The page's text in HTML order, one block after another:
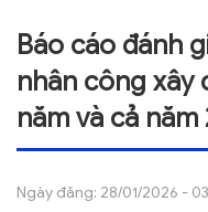
GIỚI THIỆU
TIN TỨC
NGHIÊN CỨU
ẤN PHẨM
Báo cáo đánh
nhân công xây
năm và cả năm
Ngày đăng: 28/01/2026 -